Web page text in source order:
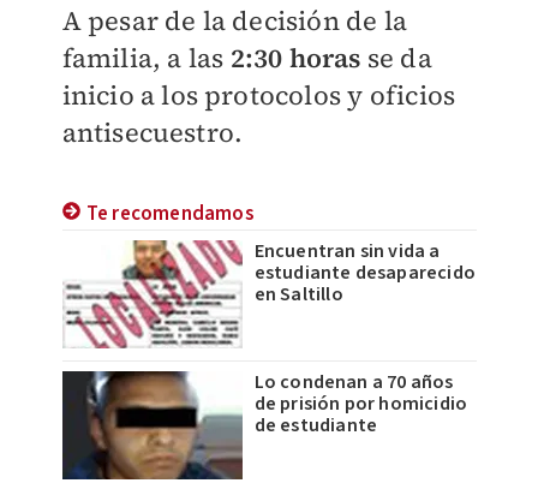
A pesar de la decisión de la
familia, a las 2:30 horas se da
inicio a los protocolos y oficios
antisecuestro.
Te recomendamos
Encuentran sin vida a
estudiante desaparecido
en Saltillo
Lo condenan a 70 años
de prisión por homicidio
de estudiante